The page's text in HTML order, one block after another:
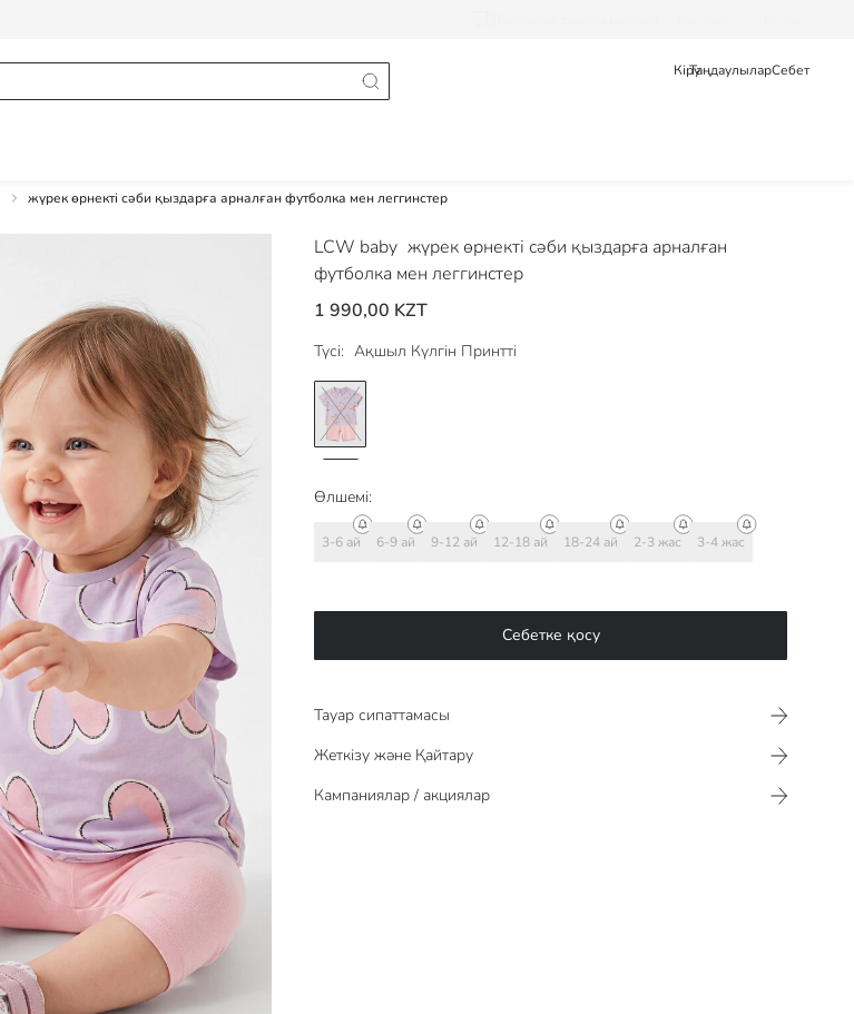
КіруТаңдаулыларСебет
жүрек өрнекті сәби қыздарға арналған футболка мен леггинстер
LCW baby жүрек өрнекті сәби қыздарға арналған
футболка мен леггинстер
1 990,00 KZT
Түсі: Ақшыл Күлгін Принтті
Өлшемі:
3-6 ай 6-9 ай 9-12 ай 12-18 ай 18-24 ай 2-3 жас 3-4 жас
Себетке қосу
Тауар сипаттамасы​​​​​
Жеткізу және Қайтару
Кампаниялар / акциялар